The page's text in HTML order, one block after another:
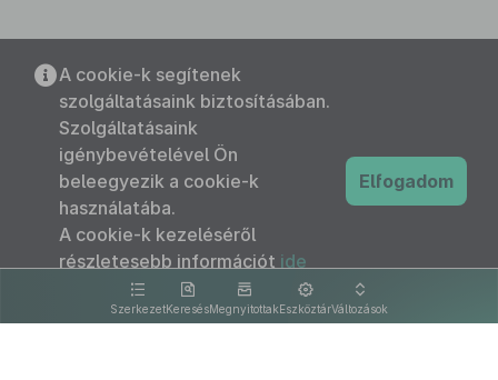
SzerkezetKeresésMegnyitottakEszköztárVáltozások
A cookie-k segítenek
szolgáltatásaink biztosításában.
Szolgáltatásaink
igénybevételével Ön
beleegyezik a cookie-k
használatába.
A cookie-k kezeléséről
részletesebb információt ide
kattintva olvashat.
Elfogadom